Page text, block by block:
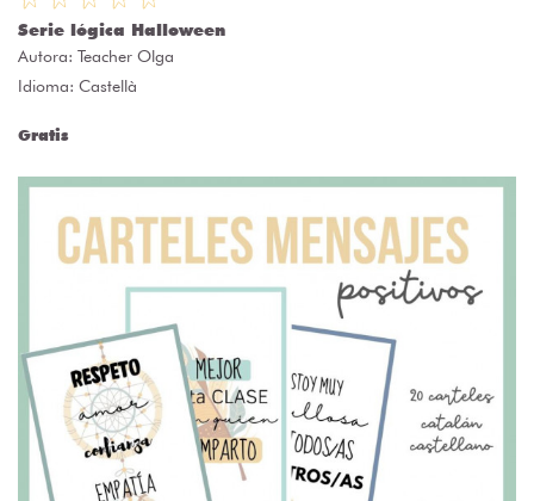
Serie lógica Halloween
Autora: Teacher Olga
Idioma: Castellà
Gratis